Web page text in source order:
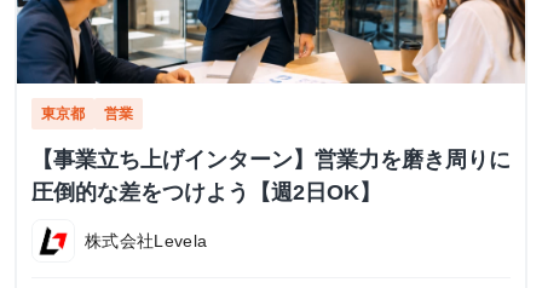
東京都 営業
【事業立ち上げインターン】営業力を磨き周りに
圧倒的な差をつけよう【週2日OK】
株式会社Levela